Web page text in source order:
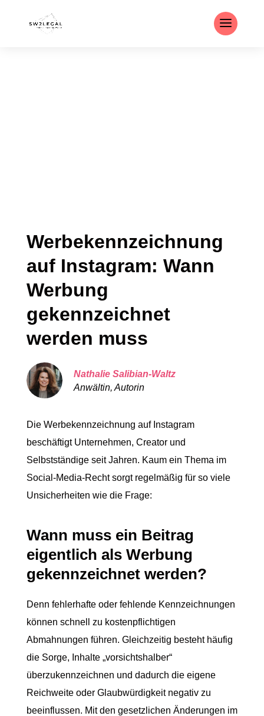
Werbekennzeichnung
auf Instagram: Wann
Werbung
gekennzeichnet
werden muss
Nathalie Salibian-Waltz
Anwältin, Autorin
Die Werbekennzeichnung auf Instagram
beschäftigt Unternehmen, Creator und
Selbstständige seit Jahren. Kaum ein Thema im
Social-Media-Recht sorgt regelmäßig für so viele
Unsicherheiten wie die Frage:
Wann muss ein Beitrag
eigentlich als Werbung
gekennzeichnet werden?
Denn fehlerhafte oder fehlende Kennzeichnungen
können schnell zu kostenpflichtigen
Abmahnungen führen. Gleichzeitig besteht häufig
die Sorge, Inhalte „vorsichtshalber“
überzukennzeichnen und dadurch die eigene
Reichweite oder Glaubwürdigkeit negativ zu
beeinflussen. Mit den gesetzlichen Änderungen im